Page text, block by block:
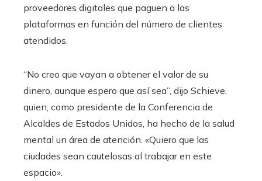
proveedores digitales que paguen a las
plataformas en función del número de clientes
atendidos.
“No creo que vayan a obtener el valor de su
dinero, aunque espero que así sea”, dijo Schieve,
quien, como presidente de la Conferencia de
Alcaldes de Estados Unidos, ha hecho de la salud
mental un área de atención. «Quiero que las
ciudades sean cautelosas al trabajar en este
espacio».